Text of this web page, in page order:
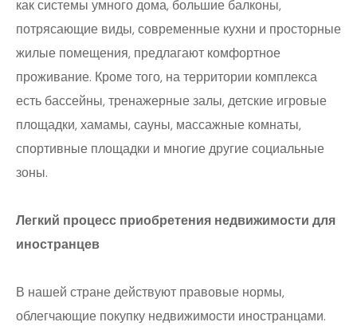
как системы умного дома, большие балконы,
потрясающие виды, современные кухни и просторные
жилые помещения, предлагают комфортное
проживание. Кроме того, на территории комплекса
есть бассейны, тренажерные залы, детские игровые
площадки, хамамы, сауны, массажные комнаты,
спортивные площадки и многие другие социальные
зоны.
Легкий процесс приобретения недвижимости для
иностранцев
В нашей стране действуют правовые нормы,
облегчающие покупку недвижимости иностранцами.